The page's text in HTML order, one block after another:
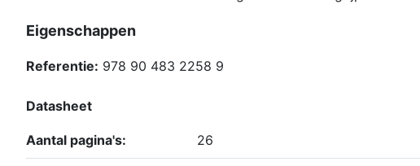
Eigenschappen
Referentie: 978 90 483 2258 9
Datasheet
Aantal pagina's: 26